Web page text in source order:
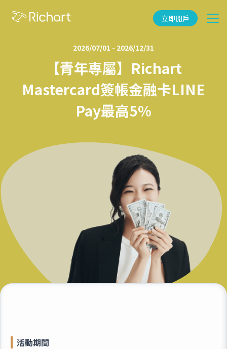
立即開戶
2026/07/01 - 2026/12/31
【青年專屬】Richart
Mastercard簽帳金融卡LINE
Pay最高5%
活動期間